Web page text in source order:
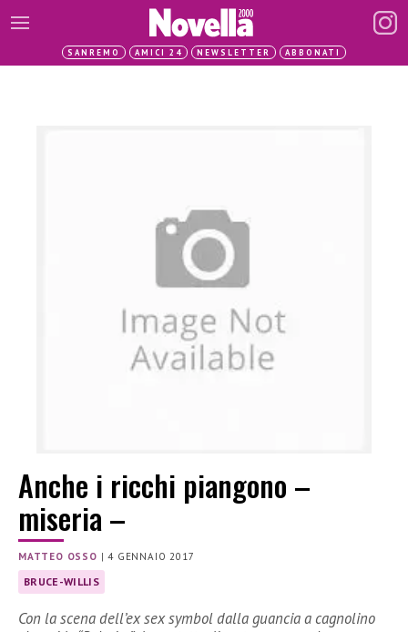
SANREMO AMICI 24 NEWSLETTER ABBONATI
Anche i ricchi piangono –
miseria –
MATTEO OSSO |4 GENNAIO 2017
BRUCE-WILLIS
Con la scena dell’ex sex symbol dalla guancia a cagnolino